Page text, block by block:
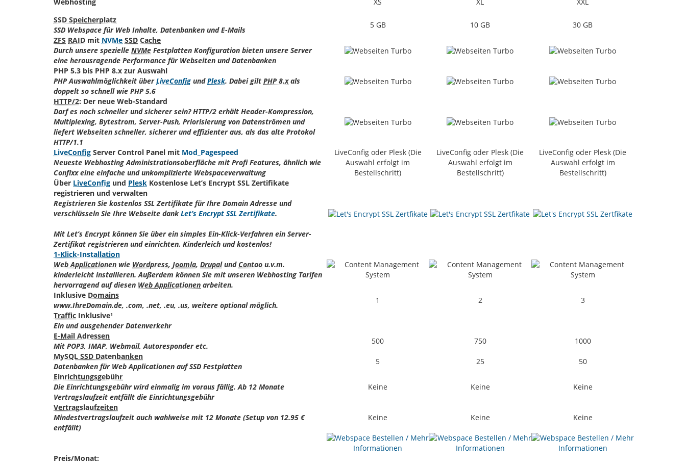
SSD Speicherplatz
SSD Webspace für Web Inhalte, Datenbanken und E-Mails
5 GB 10 GB
30 GB
ZFS RAID mit NVMe SSD Cache
Durch unsere spezielle NVMe Festplatten Konfiguration bieten unsere Server
eine herausragende Performance für Webseiten und Datenbanken
PHP 5.3 bis PHP 8.x zur Auswahl
PHP Auswahlmöglichkeit überLiveConfig undPlesk. Dabei gilt PHP 8.xals
doppelt so schnell wie PHP 5.6
HTTP/2: Der neue Web-Standard
Darf es noch schneller und sicherer sein? HTTP/2 erhält Header-Kompression,
Multiplexing, Bytestrom, Server-Push, Priorisierung von Datenströmen und
liefert Webseiten schneller, sicherer und effizienter aus, als das alte Protokol
HTTP/1.1
LiveConfig Server Control Panel mit Mod_Pagespeed
Neueste Webhosting Administrationsoberfläche mit Profi Features, ähnlich wie
Confixx eine einfache und unkomplizierte Webspaceverwaltung
LiveConfig oder Plesk (Die
Auswahl erfolgt im
Bestellschritt)
LiveConfig oder Plesk (Die
Auswahl erfolgt im
Bestellschritt)
LiveConfig oder Plesk (Die
Auswahl erfolgt im
Bestellschritt)
Über LiveConfig und Plesk Kostenlose Let’s Encrypt SSL Zertifikate
registrieren und verwalten
Registrieren Sie kostenlos SSL Zertifikate für Ihre Domain Adresse und
verschlüsseln Sie Ihre Webseite dankLet’s Encrypt SSL Zertifikate.
Mit Let’s Encrypt können Sie über ein simples Ein-Klick-Verfahren ein Server-
Zertifikat registrieren und einrichten. Kinderleich und kostenlos!
1-Klick-Installation
Web Applicationen wie Wordpress, Joomla, Drupalund Contao u.v.m.
kinderleicht installieren. Außerdem können Sie mit unseren Webhosting Tarifen
hervorragend auf diesen Web Applicationen arbeiten.
Inklusive Domains
www.IhreDomain.de, .com, .net, .eu, .us, weitere optional möglich.
1 2
3
Traffic Inklusive¹
Ein und ausgehender Datenverkehr
E-Mail Adressen
Mit POP3, IMAP, Webmail, Autoresponder etc.
500 750
1000
MySQL SSD Datenbanken
Datenbanken für Web Applicationen auf SSD Festplatten
5 25
50
Einrichtungsgebühr
Die Einrichtungsgebühr wird einmalig im voraus fällig. Ab 12 Monate
Vertragslaufzeit entfällt die Einrichtungsgebühr
Keine Keine Keine
Vertragslaufzeiten
Mindestvertragslaufzeit auch wahlweise mit 12 Monate (Setup von 12.95 €
entfällt)
Keine Keine Keine
Preis/Monat: